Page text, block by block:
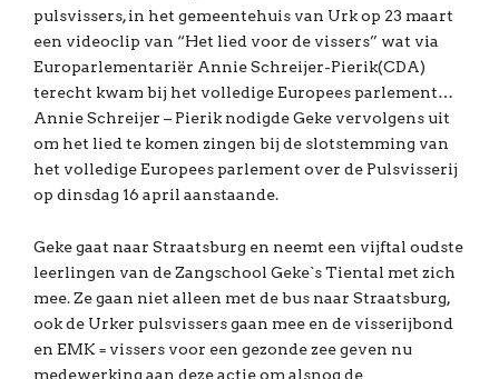
pulsvissers, in het gemeentehuis van Urk op 23 maart
een videoclip van “Het lied voor de vissers” wat via
Europarlementariër Annie Schreijer-Pierik(CDA)
terecht kwam bij het volledige Europees parlement…
Annie Schreijer – Pierik nodigde Geke vervolgens uit
om het lied te komen zingen bij de slotstemming van
het volledige Europees parlement over de Pulsvisserij
op dinsdag 16 april aanstaande.
Geke gaat naar Straatsburg en neemt een vijftal oudste
leerlingen van de Zangschool Geke`s Tiental met zich
mee. Ze gaan niet alleen met de bus naar Straatsburg,
ook de Urker pulsvissers gaan mee en de visserijbond
en EMK = vissers voor een gezonde zee geven nu
medewerking aan deze actie om alsnog de